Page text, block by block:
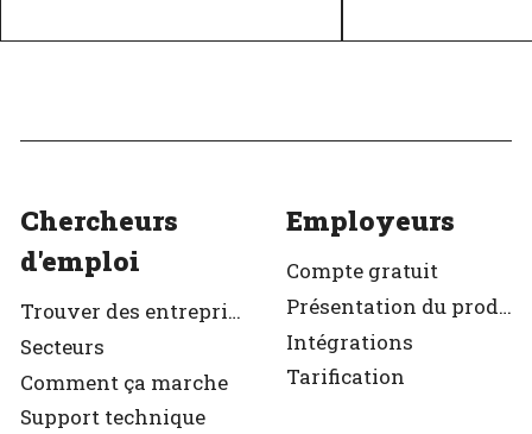
Chercheurs
d'emploi
Trouver des entreprises
Secteurs
Comment ça marche
Support technique
Employeurs
Compte gratuit
Présentation du produit
Intégrations
Tarification